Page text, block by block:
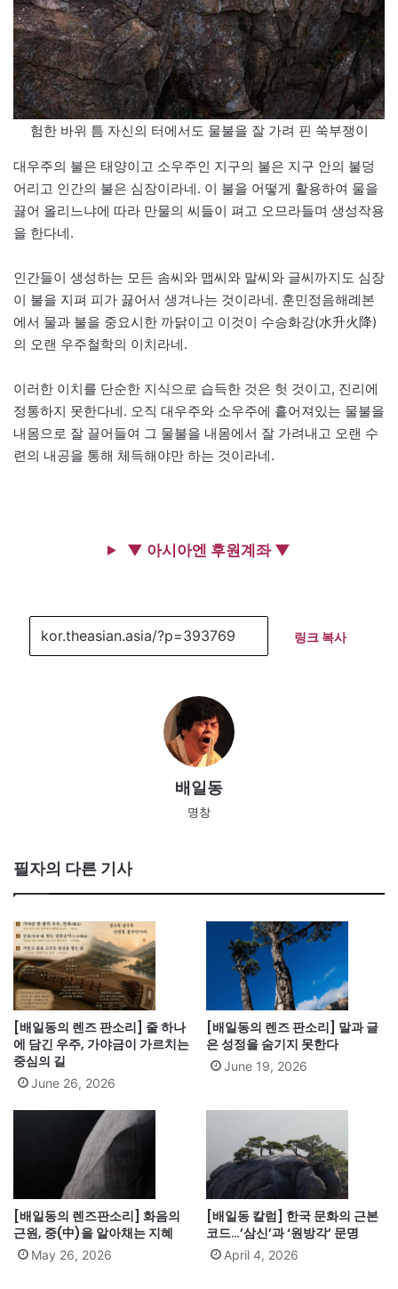
험한 바위 틈 자신의 터에서도 물불을 잘 가려 핀 쑥부쟁이
대우주의 불은 태양이고 소우주인 지구의 불은 지구 안의 불덩
어리고 인간의 불은 심장이라네. 이 불을 어떻게 활용하여 물을
끓어 올리느냐에 따라 만물의 씨들이 펴고 오므라들며 생성작용
을 한다네.
인간들이 생성하는 모든 솜씨와 맵씨와 말씨와 글씨까지도 심장
이 불을 지펴 피가 끓어서 생겨나는 것이라네. 훈민정음해례본
에서 물과 불을 중요시한 까닭이고 이것이 수승화강(水升火降)
의 오랜 우주철학의 이치라네.
이러한 이치를 단순한 지식으로 습득한 것은 헛 것이고, 진리에
정통하지 못한다네. 오직 대우주와 소우주에 흩어져있는 물불을
내몸으로 잘 끌어들여 그 물불을 내몸에서 잘 가려내고 오랜 수
련의 내공을 통해 체득해야만 하는 것이라네.
▼ 아시아엔 후원계좌 ▼
링크 복사
배일동
명창
필자의 다른 기사
[배일동의 렌즈 판소리] 줄 하나
에 담긴 우주, 가야금이 가르치는
중심의 길
June 26, 2026
[배일동의 렌즈 판소리] 말과 글
은 성정을 숨기지 못한다
June 19, 2026
[배일동의 렌즈판소리] 화음의
근원, 중(中)을 알아채는 지혜
May 26, 2026
[배일동 칼럼] 한국 문화의 근본
코드…’삼신’과 ‘원방각’ 문명
April 4, 2026